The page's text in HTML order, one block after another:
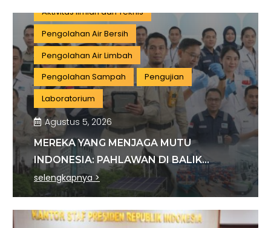
Aktivitas Ilmiah dan Teknis
Pengolahan Air Bersih
Pengolahan Air Limbah
Pengolahan Sampah
Pengujian
Laboratorium
Agustus 5, 2026
MEREKA YANG MENJAGA MUTU
INDONESIA: PAHLAWAN DI BALIK
SETIAP STANDAR INDUSTRI
selengkapnya >